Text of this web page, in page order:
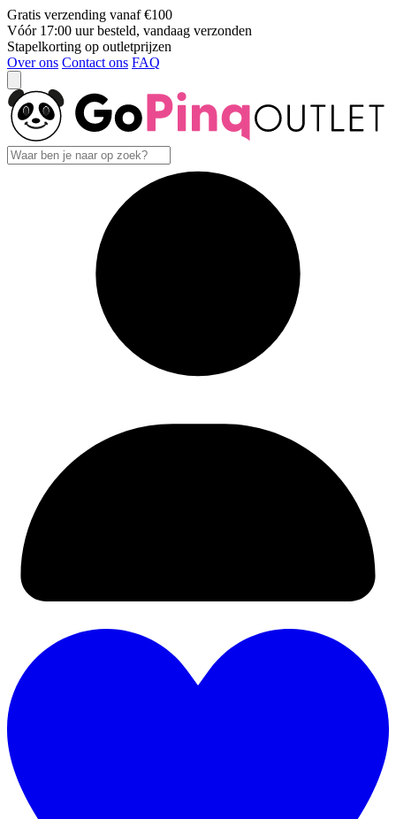
Gratis verzending vanaf €100
Vóór 17:00 uur besteld, vandaag verzonden
Stapelkorting op outletprijzen
Over ons Contact ons FAQ